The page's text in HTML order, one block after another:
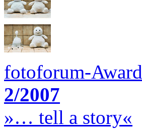
fotoforum-Award
2/2007
»… tell a story«